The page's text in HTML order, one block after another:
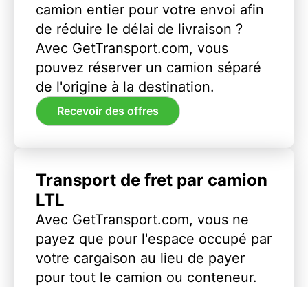
camion entier pour votre envoi afin
de réduire le délai de livraison ?
Avec GetTransport.com, vous
pouvez réserver un camion séparé
de l'origine à la destination.
Recevoir des offres
Transport de fret par camion
LTL
Avec GetTransport.com, vous ne
payez que pour l'espace occupé par
votre cargaison au lieu de payer
pour tout le camion ou conteneur.